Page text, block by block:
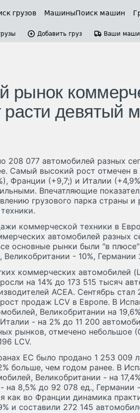
грузов МашиныПоиск машин
Добавить груз Ваши
рынок
расти девятый
208 077 автомобилей разных
Самый высокий рост отмечен в
Франции (+9,7;) и Италии
Впечатляющие
грузового парка страны
коммерческой техники в
автомобилей разных
основные рынки были "в
- 10%, Германии
коммерческих автомобилей
на 14% до 173 515 тысяч
ACEA. Сентябрь
продаж LCV в Европе. В
Великобритании на
- на 2% до 11 200
рынков, отмечено небольшое
LCV.
ЕС было продано 1 253 009
больше, чем годом ранее. В
Великобритании - на
на 8,5% до 92 078 ед., Германии
как во Франции динамика
и составили 272 145